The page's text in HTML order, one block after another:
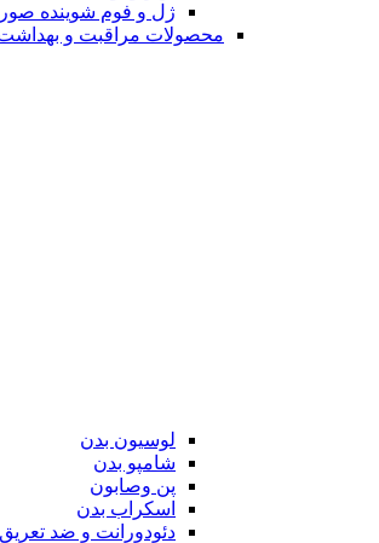
ژل و فوم شوینده
محصولات مراقبت و
لوسیون بدن
شامپو بدن
پن وصابون
اسکراب بدن
دئودورانت و ضد تعریق